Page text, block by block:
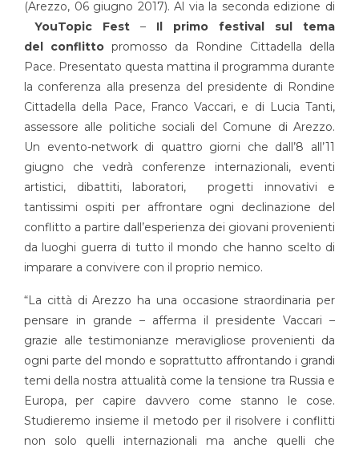
(Arezzo, 06 giugno 2017). Al via la seconda edizione di
YouTopic Fest – Il primo festival sul tema
del conflitto promosso da Rondine Cittadella della
Pace. Presentato questa mattina il programma durante
la conferenza alla presenza del presidente di Rondine
Cittadella della Pace, Franco Vaccari, e di Lucia Tanti,
assessore alle politiche sociali del Comune di Arezzo.
Un evento-network di quattro giorni che dall’8 all’11
giugno che vedrà conferenze internazionali, eventi
artistici, dibattiti, laboratori, progetti innovativi e
tantissimi ospiti per affrontare ogni declinazione del
conflitto a partire dall’esperienza dei giovani provenienti
da luoghi guerra di tutto il mondo che hanno scelto di
imparare a convivere con il proprio nemico.
“La città di Arezzo ha una occasione straordinaria per
pensare in grande – afferma il presidente Vaccari –
grazie alle testimonianze meravigliose provenienti da
ogni parte del mondo e soprattutto affrontando i grandi
temi della nostra attualità come la tensione tra Russia e
Europa, per capire davvero come stanno le cose.
Studieremo insieme il metodo per il risolvere i conflitti
non solo quelli internazionali ma anche quelli che